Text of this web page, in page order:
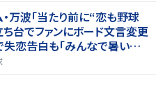
万波「当たり前に“恋も野球
台でファンにボード文言変更
恋告白も「みんなで暑い夏